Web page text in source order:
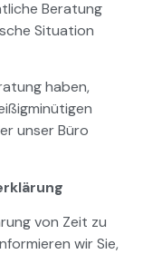
Beratung
Situation
haben,
unser Büro
von Zeit zu
wir Sie,